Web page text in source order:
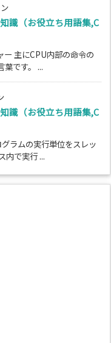
識（お役立ち用語集,C
ー 主にCPU内部の命令の
葉です。 ...
識（お役立ち用語集,C
ラムの実行単位をスレッ
内で実行 ...